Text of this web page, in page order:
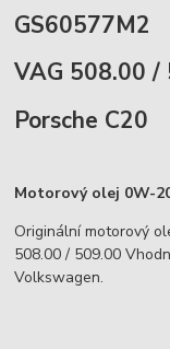
GS60577M2
VAG 508.00 /
Porsche C20
Motorový olej 0W-
Originální motorový
508.00 / 509.00
Volkswagen.